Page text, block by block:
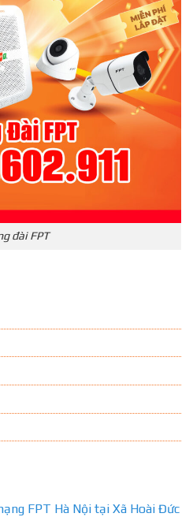
đài FPT
FPT Hà Nội tại Xã Hoài Đức